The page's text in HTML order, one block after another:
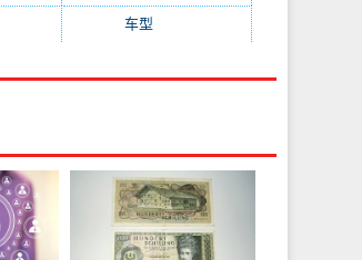
车型